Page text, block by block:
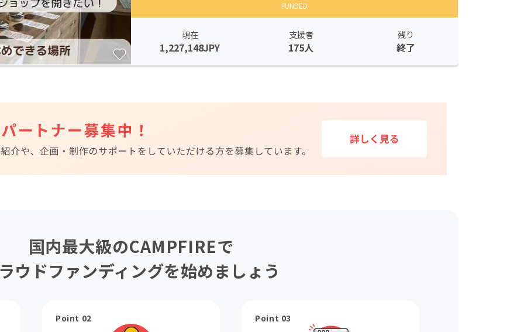
FUNDED
現在
1,227,148JPY
支援者
175人
残り
終了
国内最大級のCAMPFIREで
ウドファンディングを始めましょう
Point 02 Point 03